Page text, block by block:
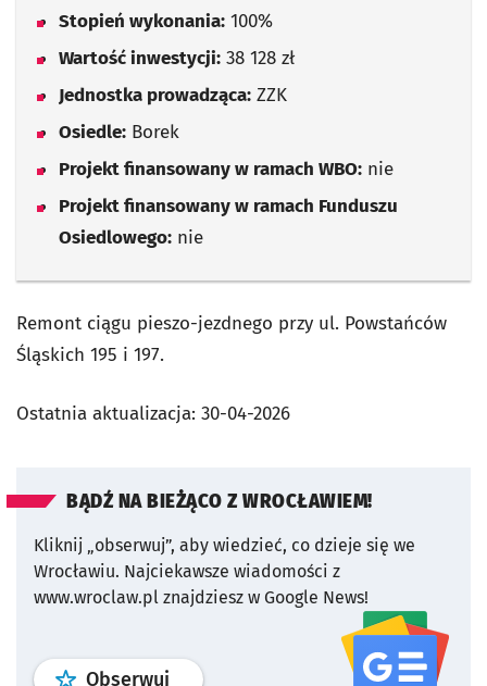
Stopień wykonania: 100%
Wartość inwestycji: 38 128 zł
Jednostka prowadząca: ZZK
Osiedle: Borek
Projekt finansowany w ramach WBO: nie
Projekt finansowany w ramach Funduszu
Osiedlowego: nie
Remont ciągu pieszo-jezdnego przy ul. Powstańców
Śląskich 195 i 197.
Ostatnia aktualizacja: 30-04-2026
BĄDŹ NA BIEŻĄCO Z WROCŁAWIEM!
Kliknij „obserwuj”, aby wiedzieć, co dzieje się we
Wrocławiu. Najciekawsze wiadomości z
www.wroclaw.pl znajdziesz w Google News!
Obserwuj profil serwisu